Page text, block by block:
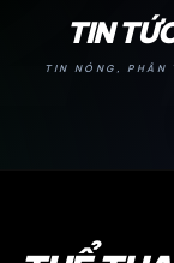
TIN
TIN NÓNG, PHÂN